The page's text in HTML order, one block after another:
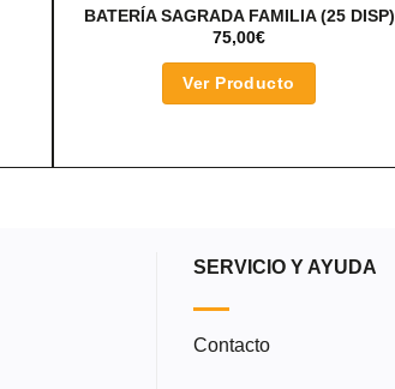
BATERÍA SAGRADA FAMILIA (25 DISP)
75,00€
Ver Producto
SERVICIO Y AYUDA
Contacto